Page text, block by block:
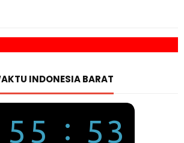
INDONESIA BARAT